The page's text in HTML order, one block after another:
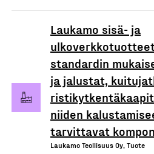
Laukamo sisä- ja
standardin
ja jalustat,
niiden
tarvittavat
Laukamo Teollisuus Oy, Tuote